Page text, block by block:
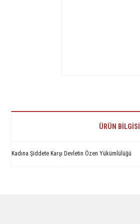
ÜRÜN BILGISI
Kadına Şiddete Karşı Devletin Özen Yükümlülüğü